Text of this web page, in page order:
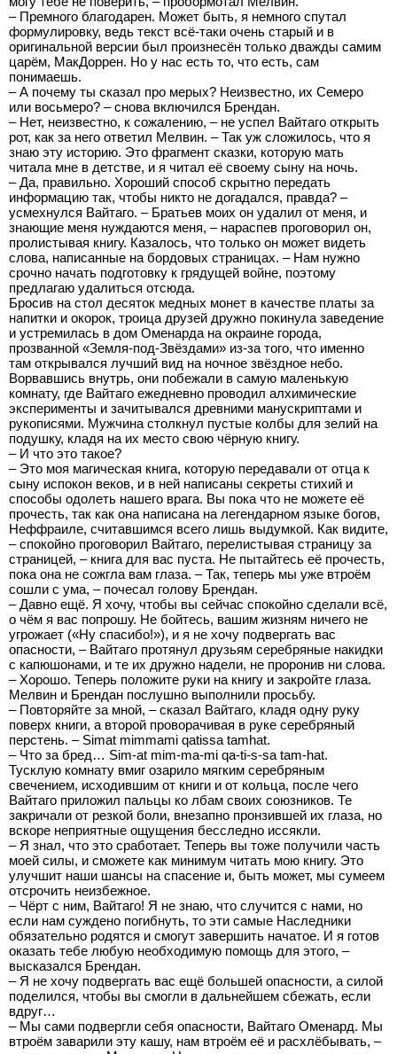
– Премного благодарен. Может быть, я немного спутал
формулировку, ведь текст всё-таки очень старый и в
оригинальной версии был произнесён только дважды самим
царём, МакДоррен. Но у нас есть то, что есть, сам
понимаешь.
– А почему ты сказал про мерых? Неизвестно, их Семеро
или восьмеро? – снова включился Брендан.
– Нет, неизвестно, к сожалению, – не успел Вайтаго открыть
рот, как за него ответил Мелвин. – Так уж сложилось, что я
знаю эту историю. Это фрагмент сказки, которую мать
читала мне в детстве, и я читал её своему сыну на ночь.
– Да, правильно. Хороший способ скрытно передать
информацию так, чтобы никто не догадался, правда? –
усмехнулся Вайтаго. – Братьев моих он удалил от меня, и
знающие меня нуждаются меня, – нараспев проговорил он,
пролистывая книгу. Казалось, что только он может видеть
слова, написанные на бордовых страницах. – Нам нужно
срочно начать подготовку к грядущей войне, поэтому
предлагаю удалиться отсюда.
Бросив на стол десяток медных монет в качестве платы за
напитки и окорок, троица друзей дружно покинула заведение
и устремилась в дом Оменарда на окраине города,
прозванной «Земля-под-Звёздами» из-за того, что именно
там открывался лучший вид на ночное звёздное небо.
Ворвавшись внутрь, они побежали в самую маленькую
комнату, где Вайтаго ежедневно проводил алхимические
эксперименты и зачитывался древними манускриптами и
рукописями. Мужчина столкнул пустые колбы для зелий на
подушку, кладя на их место свою чёрную книгу.
– И что это такое?
– Это моя магическая книга, которую передавали от отца к
сыну испокон веков, и в ней написаны секреты стихий и
способы одолеть нашего врага. Вы пока что не можете её
прочесть, так как она написана на легендарном языке богов,
Неффраиле, считавшимся всего лишь выдумкой. Как видите,
– спокойно проговорил Вайтаго, перелистывая страницу за
страницей, – книга для вас пуста. Не пытайтесь её прочесть,
пока она не сожгла вам глаза. – Так, теперь мы уже втроём
сошли с ума, – почесал голову Брендан.
– Давно ещё. Я хочу, чтобы вы сейчас спокойно сделали всё,
о чём я вас попрошу. Не бойтесь, вашим жизням ничего не
угрожает («Ну спасибо!»), и я не хочу подвергать вас
опасности, – Вайтаго протянул друзьям серебряные накидки
с капюшонами, и те их дружно надели, не проронив ни слова.
– Хорошо. Теперь положите руки на книгу и закройте глаза.
Мелвин и Брендан послушно выполнили просьбу.
– Повторяйте за мной, – сказал Вайтаго, кладя одну руку
поверх книги, а второй проворачивая в руке серебряный
перстень. – Simat mimmami qatissa tamhat.
– Что за бред… Sim-at mim-ma-mi qa-ti-s-sa tam-hat.
Тусклую комнату вмиг озарило мягким серебряным
свечением, исходившим от книги и от кольца, после чего
Вайтаго приложил пальцы ко лбам своих союзников. Те
закричали от резкой боли, внезапно пронзившей их глаза, но
вскоре неприятные ощущения бесследно иссякли.
– Я знал, что это сработает. Теперь вы тоже получили часть
моей силы, и сможете как минимум читать мою книгу. Это
улучшит наши шансы на спасение и, быть может, мы сумеем
отсрочить неизбежное.
– Чёрт с ним, Вайтаго! Я не знаю, что случится с нами, но
если нам суждено погибнуть, то эти самые Наследники
обязательно родятся и смогут завершить начатое. И я готов
оказать тебе любую необходимую помощь для этого, –
высказался Брендан.
– Я не хочу подвергать вас ещё большей опасности, а силой
поделился, чтобы вы смогли в дальнейшем сбежать, если
вдруг…
– Мы сами подвергли себя опасности, Вайтаго Оменард. Мы
втроём заварили эту кашу, нам втроём её и расхлёбывать, –